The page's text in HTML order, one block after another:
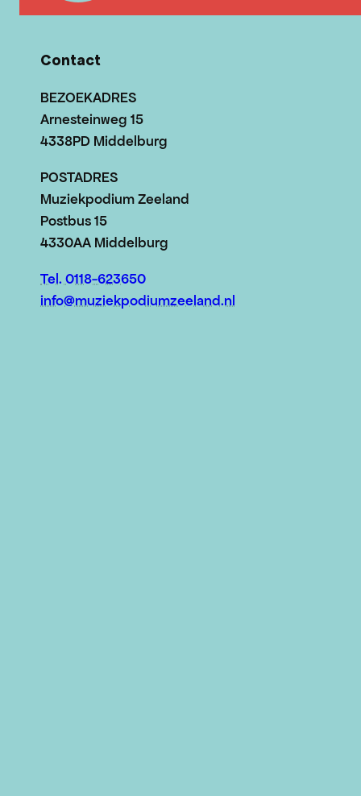
Contact
BEZOEKADRES
Arnesteinweg 15
4338PD Middelburg
POSTADRES
Muziekpodium Zeeland
Postbus 15
4330AA Middelburg
Tel. 0118-623650
info@muziekpodiumzeeland.nl